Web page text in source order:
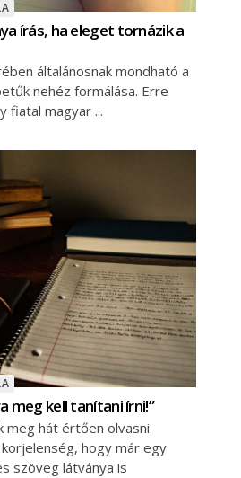
írás, ha eleget tornázik a
általánosnak mondható a
nehéz formálása. Erre
fiatal magyar
meg kell tanítani írni!”
meg hát értően olvasni
hogy már egy
szöveg látványa is